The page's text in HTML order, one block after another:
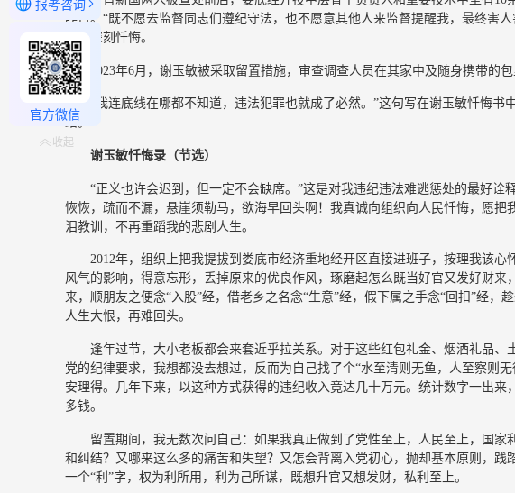
咋舌。“既不愿去监督同志们遵纪守法，也不愿意其他人来监督提醒我，最终害
出了深刻忏悔。
2023年6月，谢玉敏被采取留置措施，审查调查人员在其家中及随身携带的
“我连底线在哪都不知道，违法犯罪也就成了必然。”这句写在谢玉敏忏悔
结。
谢玉敏忏悔录（节选）
“正义也许会迟到，但一定不会缺席。”这是对我违纪违法难逃惩处的最好诠
恢恢，疏而不漏，悬崖须勒马，欲海早回头啊！我真诚向组织向人民忏悔，愿
泪教训，不再重蹈我的悲剧人生。
2012年，组织上把我提拔到娄底市经济重地经开区直接进班子，按理我该
风气的影响，得意忘形，丢掉原来的优良作风，琢磨起怎么既当好官又发好财来
来，顺朋友之便念“入股”经，借老乡之名念“生意”经，假下属之手念“回扣”经，
人生大恨，再难回头。
逢年过节，大小老板都会来套近乎拉关系。对于这些红包礼金、烟酒礼品、
党的纪律要求，我想都没去想过，反而为自己找了个“水至清则无鱼，人至察则
安理得。几年下来，以这种方式获得的违纪收入竟达几十万元。统计数字一出
多钱。
留置期间，我无数次问自己：如果我真正做到了党性至上，人民至上，国
和纠结？又哪来这么多的痛苦和失望？又怎会背离入党初心，抛却基本原则，践
一个“利”字，权为利所用，利为己所谋，既想升官又想发财，私利至上。
报考咨询
官方微信
收起